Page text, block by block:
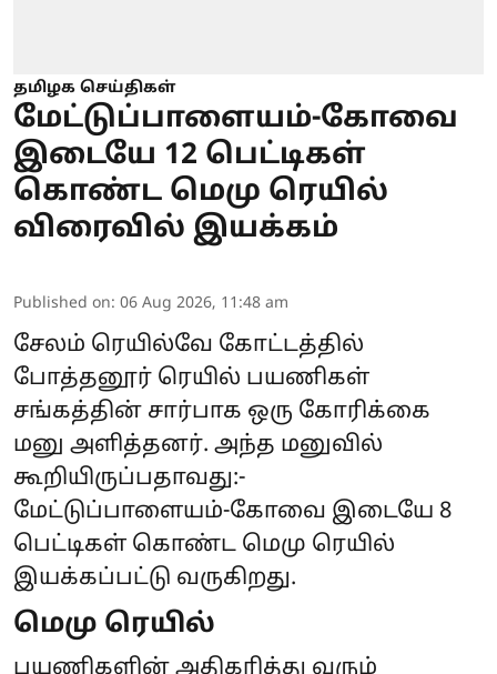
தமிழக செய்திகள்
மேட்டுப்பாளையம்-கோவை
இடையே 12 பெட்டிகள்
கொண்ட மெமு ரெயில்
விரைவில் இயக்கம்
Published on: 06 Aug 2026, 11:48 am
சேலம் ரெயில்வே கோட்டத்தில்
போத்தனூர் ரெயில் பயணிகள்
சங்கத்தின் சார்பாக ஒரு கோரிக்கை
மனு அளித்தனர். அந்த மனுவில்
கூறியிருப்பதாவது:-
மேட்டுப்பாளையம்-கோவை இடையே 8
பெட்டிகள் கொண்ட மெமு ரெயில்
இயக்கப்பட்டு வருகிறது.
மெமு ரெயில்
பயணிகளின் அதிகரித்து வரும்